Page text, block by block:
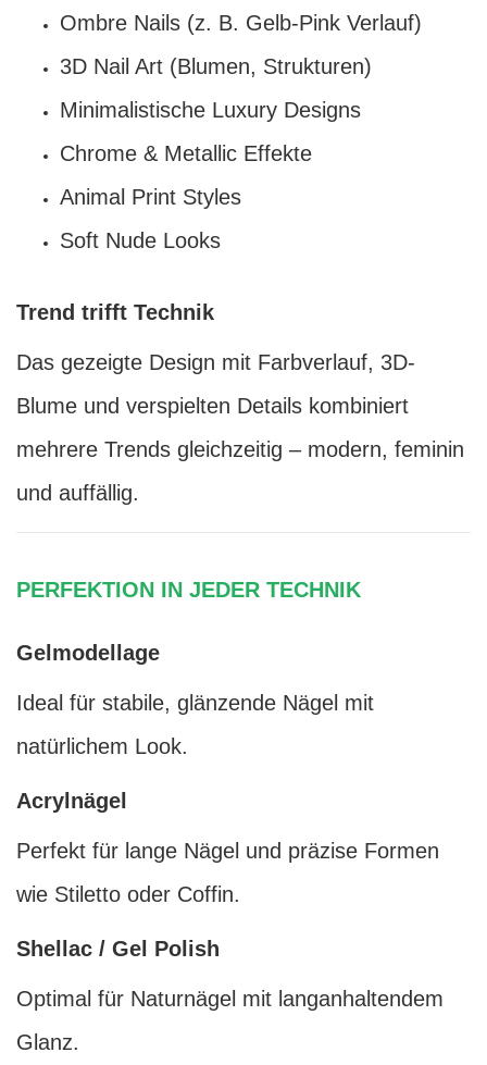
Ombre Nails (z. B. Gelb-Pink Verlauf)
3D Nail Art (Blumen, Strukturen)
Minimalistische Luxury Designs
Chrome & Metallic Effekte
Animal Print Styles
Soft Nude Looks
Trend trifft Technik
Das gezeigte Design mit Farbverlauf, 3D-
Blume und verspielten Details kombiniert
mehrere Trends gleichzeitig – modern, feminin
und auffällig.
PERFEKTION IN JEDER TECHNIK
Gelmodellage
Ideal für stabile, glänzende Nägel mit
natürlichem Look.
Acrylnägel
Perfekt für lange Nägel und präzise Formen
wie Stiletto oder Coffin.
Shellac / Gel Polish
Optimal für Naturnägel mit langanhaltendem
Glanz.